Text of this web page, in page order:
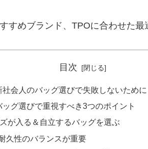
すめブランド、TPOに合わせた最
目次
社会人のバッグ選びで失敗しないために
グ選びで重視すべき3つのポイント
が入る＆自立するバッグを選ぶ
久性のバランスが重要